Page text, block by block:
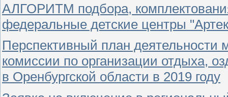
АЛГОРИТМ подбора,
федеральные детские центры
Перспективный план деятельности
комиссии по организации отдыха,
в Оренбургской области в 2019 году